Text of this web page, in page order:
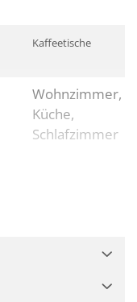
Kaffeetische
Wohnzimmer,
Küche,
Schlafzimmer